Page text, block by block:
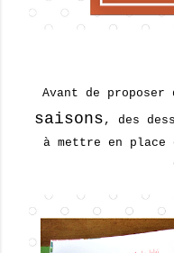
Avant de
saisons , des
à mettre en place